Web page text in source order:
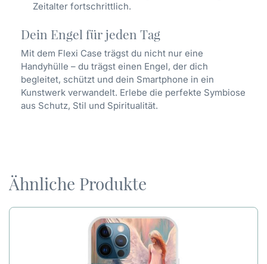
Zeitalter fortschrittlich.
Dein Engel für jeden Tag
Mit dem Flexi Case trägst du nicht nur eine
Handyhülle – du trägst einen Engel, der dich
begleitet, schützt und dein Smartphone in ein
Kunstwerk verwandelt. Erlebe die perfekte Symbiose
aus Schutz, Stil und Spiritualität.
Ähnliche Produkte